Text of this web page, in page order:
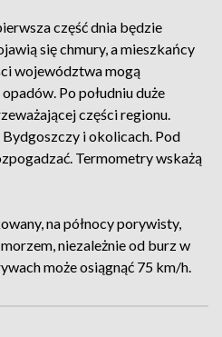
część dnia będzie
się chmury, a mieszkańcy
województwa mogą
Po południu duże
części regionu.
Bydgoszczy i okolicach. Pod
Termometry wskażą
na północy porywisty,
niezależnie od burz w
może osiągnąć 75 km/h.